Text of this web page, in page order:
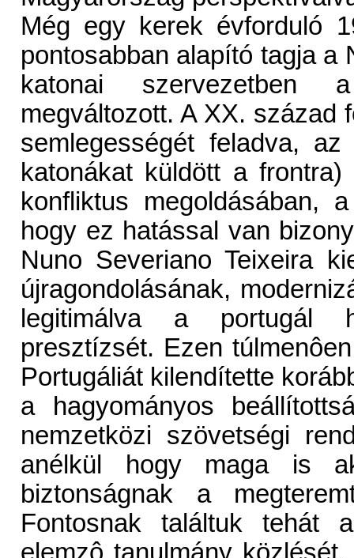
Még egy kerek évforduló
pontosabban alapító tagja a
katonai szervezetben
megváltozott. A XX. század
semlegességét feladva,
katonákat küldött a
konfliktus megoldásában,
hogy ez hatással van
Nuno Severiano Teixeira
újragondolásának,
legitimálva a portugál
presztízsét. Ezen
Portugáliát kilendítette
a hagyományos
nemzetközi szövetségi
anélkül hogy maga is
biztonságnak a
Fontosnak találtuk tehát